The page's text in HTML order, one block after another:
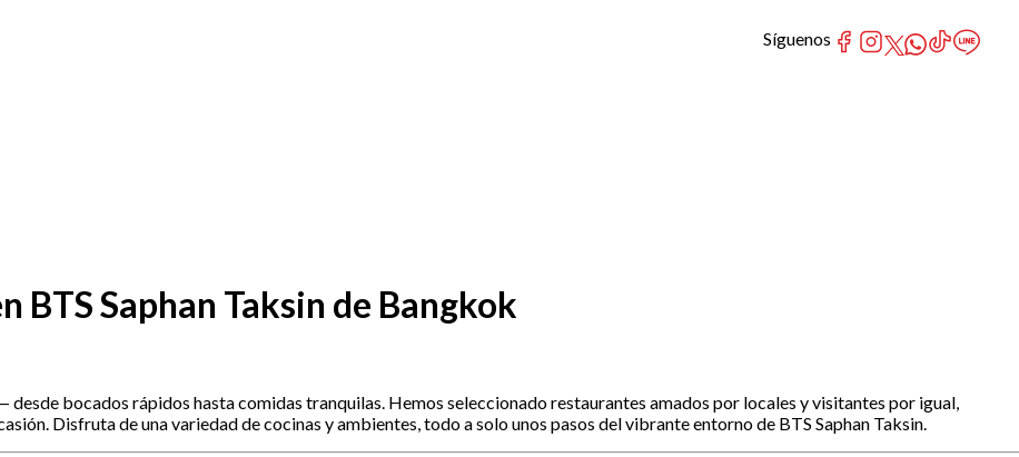
BTS Saphan Taksin de Bangkok
desde bocados rápidos hasta comidas tranquilas. Hemos seleccionado restaurantes amados por locales y visitantes por igual,
Disfruta de una variedad de cocinas y ambientes, todo a solo unos pasos del vibrante entorno de BTS Saphan Taksin.
Síguenos